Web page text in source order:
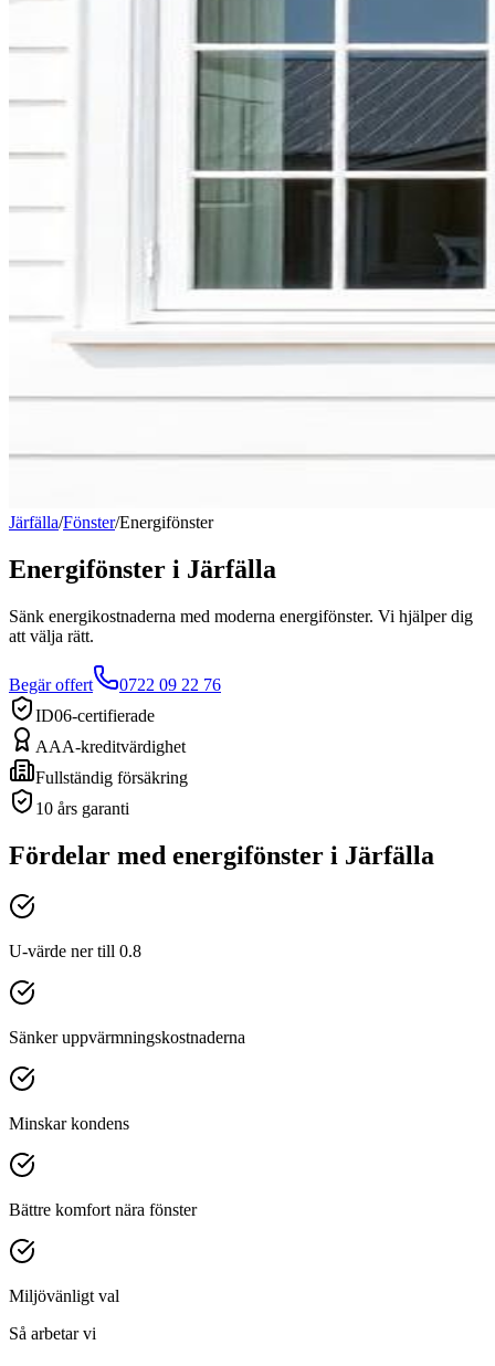
Järfälla/Fönster/Energifönster
Energifönster i Järfälla
Sänk energikostnaderna med moderna energifönster. Vi hjälper dig
att välja rätt.
Begär offert
0722 09 22 76
ID06-certifierade
AAA-kreditvärdighet
Fullständig försäkring
10 års garanti
Fördelar med energifönster i Järfälla
U-värde ner till 0.8
Sänker uppvärmningskostnaderna
Minskar kondens
Bättre komfort nära fönster
Miljövänligt val
Så arbetar vi